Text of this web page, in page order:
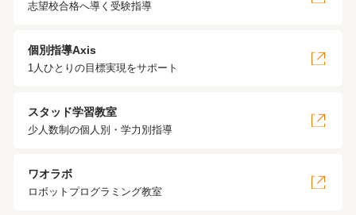
志望校合格へ導く受験指導
個別指導Axis
1人ひとりの目標実現をサポート
スタッド学習教室
少人数制の個人別・学力別指導
ワオラボ
ロボットプログラミング教室